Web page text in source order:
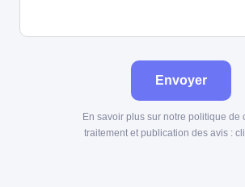
Envoyer
En savoir plus sur notre politique de
traitement et publication des avis :